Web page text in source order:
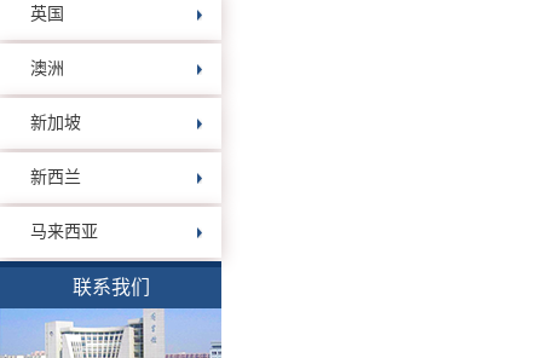
英国
澳洲
新加坡
新西兰
马来西亚
联系我们